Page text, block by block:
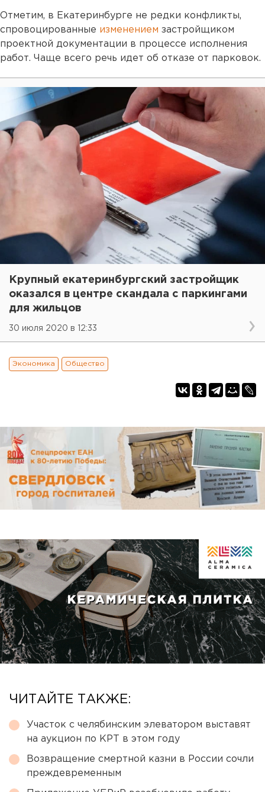
Отметим, в Екатеринбурге не редки конфликты,
спровоцированные изменением застройщиком
проектной документации в процессе исполнения
работ. Чаще всего речь идет об отказе от парковок.
Крупный екатеринбургский застройщик
оказался в центре скандала с паркингами
для жильцов
30 июля 2020 в 12:33
Экономика Общество
ЧИТАЙТЕ ТАКЖЕ:
Участок с челябинским элеватором выставят
на аукцион по КРТ в этом году
Возвращение смертной казни в России сочли
преждевременным